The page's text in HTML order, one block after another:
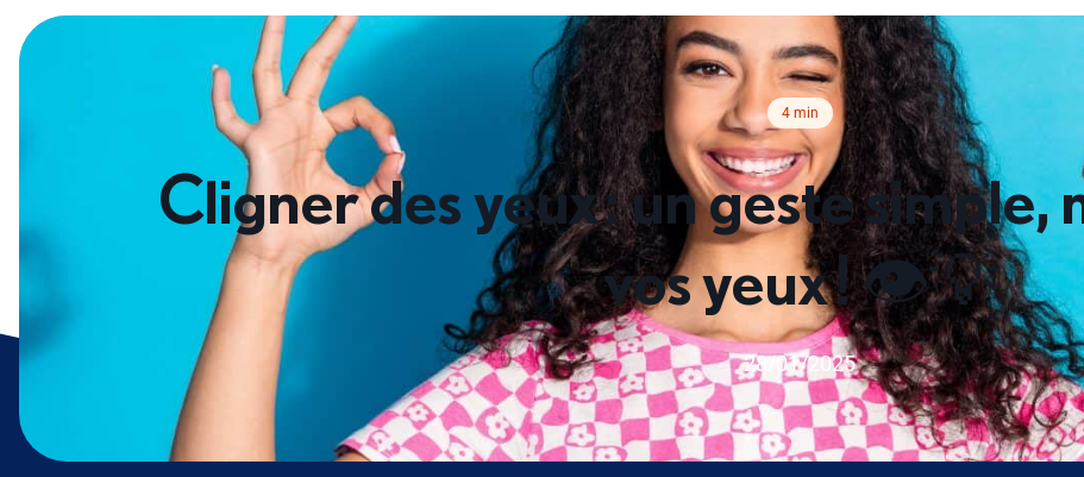
Temps de lecture :
4 min
Cligner des yeux : un geste simple,
vos yeux ! 👁️💡
28/01/2025